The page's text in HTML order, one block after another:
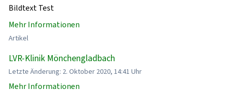
Bildtext Test
Mehr Informationen
Artikel
LVR-Klinik Mönchengladbach
Letzte Änderung: 2. Oktober 2020, 14:41 Uhr
Mehr Informationen